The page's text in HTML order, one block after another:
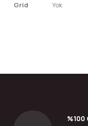
Grid
Yok
Ürün fiyatı diğer%100